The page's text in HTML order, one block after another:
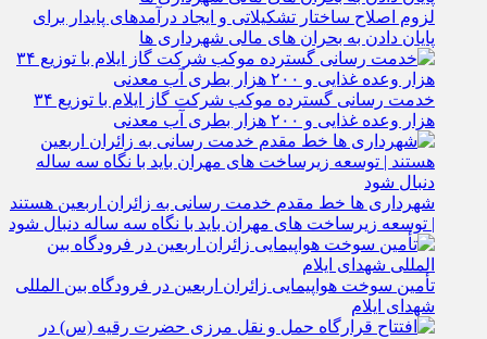
لزوم اصلاح ساختار تشکیلاتی و ایجاد درآمدهای پایدار برای
پایان دادن به بحران‌ های مالی شهرداری‌ ها
خدمت رسانی گسترده موکب شرکت گاز ایلام با توزیع ۳۴
هزار وعده غذایی و ۲۰۰ هزار بطری آب معدنی
شهرداری‌ ها خط مقدم خدمت ‌رسانی به زائران اربعین هستند
| توسعه زیرساخت ‌های مهران باید با نگاه سه‌ ساله دنبال شود
تأمین سوخت هواپیمایی زائران اربعین در فرودگاه بین المللی
شهدای ایلام